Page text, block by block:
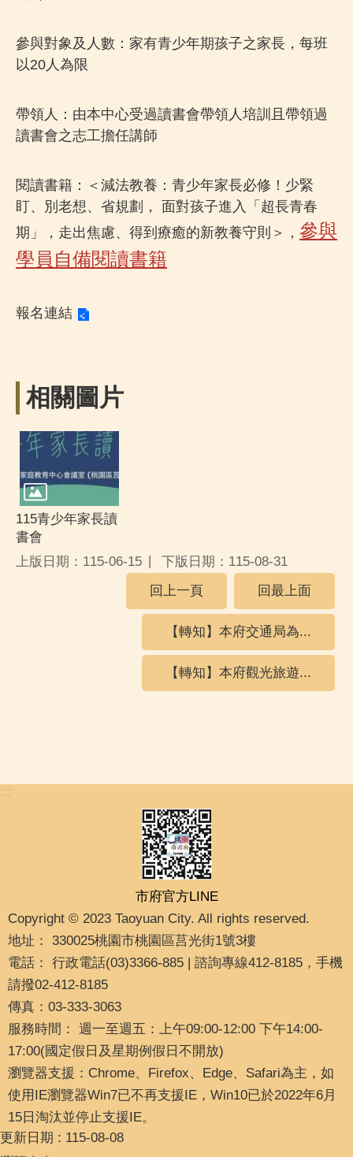
參與對象及人數：家有青少年期孩子之家長，每班
以20人為限
帶領人：由本中心受過讀書會帶領人培訓且帶領過
讀書會之志工擔任講師
閱讀書籍：＜減法教養：青少年家長必修！少緊
盯、別老想、省規劃， 面對孩子進入「超長青春
期」，走出焦慮、得到療癒的新教養守則＞， 參與
學員自備閱讀書籍
報名連結
相關圖片
115青少年家長讀
書會
上版日期：115-06-15
下版日期：115-08-31
回上一頁
回最上面
【轉知】本府交通局為...
【轉知】本府觀光旅遊...
:::
市府官方LINE
Copyright © 2023 Taoyuan City. All rights reserved.
地址： 330025桃園市桃園區莒光街1號3樓
電話： 行政電話(03)3366-885 | 諮詢專線412-8185，手機
請撥02-412-8185
傳真：03-333-3063
服務時間： 週一至週五：上午09:00-12:00 下午14:00-
17:00(國定假日及星期例假日不開放)
瀏覽器支援：Chrome、Firefox、Edge、Safari為主，如
使用IE瀏覽器Win7已不再支援IE，Win10已於2022年6月
15日淘汰並停止支援IE。
更新日期
115-08-08